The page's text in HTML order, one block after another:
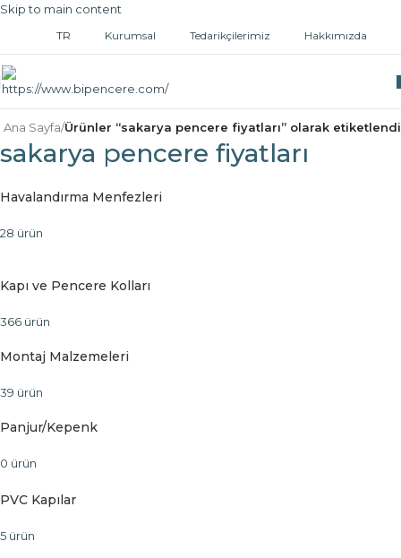
Skip to main content
TR Kurumsal Tedarikçilerimiz Hakkımızda
Ana Sayfa/Ürünler “sakarya pencere fiyatları” olarak etiketlendi
sakarya pencere fiyatları
Havalandırma Menfezleri
28 ürün
Kapı ve Pencere Kolları
366 ürün
Montaj Malzemeleri
39 ürün
Panjur/Kepenk
0 ürün
PVC Kapılar
5 ürün